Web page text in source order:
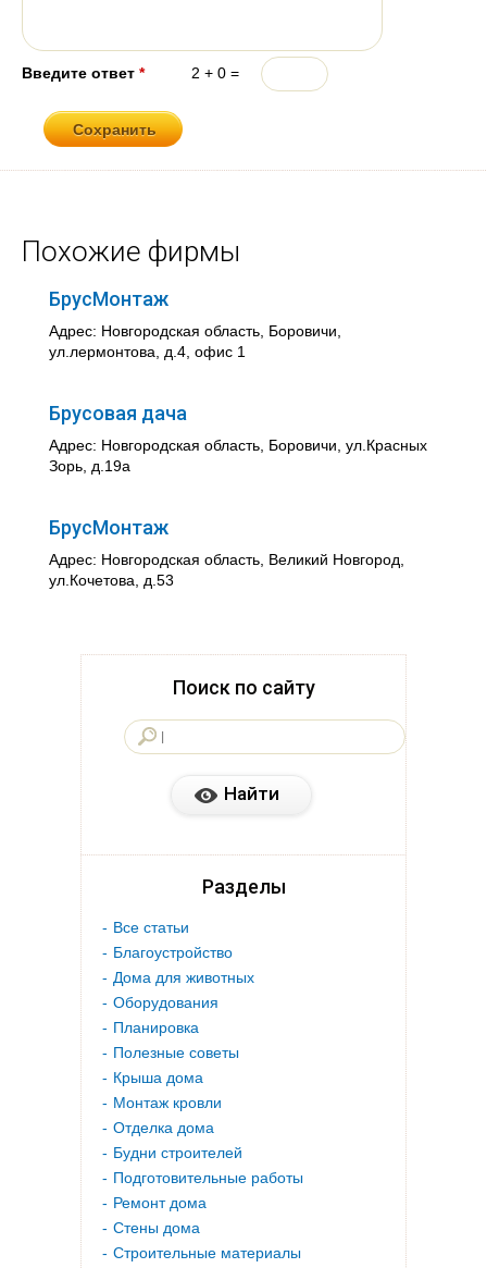
Введите ответ * 2 + 0 =
Похожие фирмы
БрусМонтаж
Адрес: Новгородская область, Боровичи,
ул.лермонтова, д.4, офис 1
Брусовая дача
Адрес: Новгородская область, Боровичи, ул.Красных
Зорь, д.19а
БрусМонтаж
Адрес: Новгородская область, Великий Новгород,
ул.Кочетова, д.53
Поиск по сайту
Разделы
Все статьи
Благоустройство
Дома для животных
Оборудования
Планировка
Полезные советы
Крыша дома
Монтаж кровли
Отделка дома
Будни строителей
Подготовительные работы
Ремонт дома
Стены дома
Строительные материалы